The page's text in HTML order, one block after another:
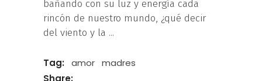
bañando con su luz y energía cada
rincón de nuestro mundo, ¿qué decir
del viento y la
Tag: amor madres
Share: